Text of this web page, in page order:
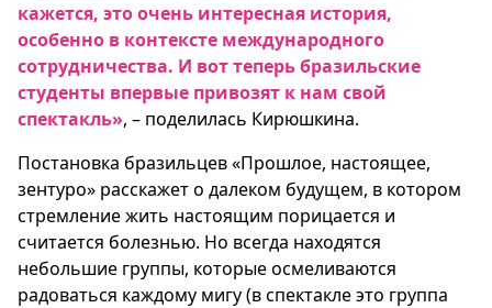
кажется, это очень интересная история,
особенно в контексте международного
сотрудничества. И вот теперь бразильские
студенты впервые привозят к нам свой
спектакль», – поделилась Кирюшкина.
Постановка бразильцев «Прошлое, настоящее,
зентуро» расскажет о далеком будущем, в котором
стремление жить настоящим порицается и
считается болезнью. Но всегда находятся
небольшие группы, которые осмеливаются
радоваться каждому мигу (в спектакле это группа